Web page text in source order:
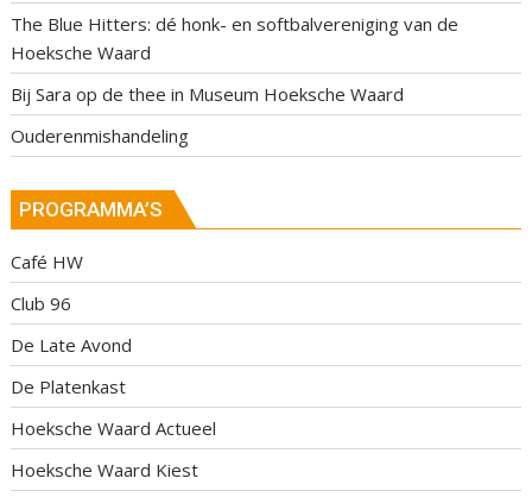
The Blue Hitters: dé honk- en softbalvereniging van de
Hoeksche Waard
Bij Sara op de thee in Museum Hoeksche Waard
Ouderenmishandeling
PROGRAMMA’S
Café HW
Club 96
De Late Avond
De Platenkast
Hoeksche Waard Actueel
Hoeksche Waard Kiest